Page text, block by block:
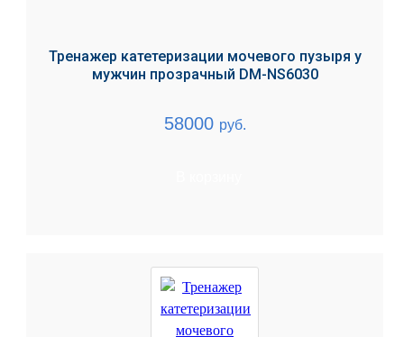
Тренажер катетеризации мочевого пузыря у
мужчин прозрачный DM-NS6030
58000 руб.